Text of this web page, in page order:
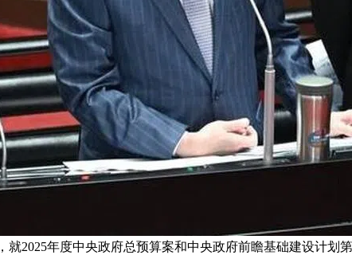
2025年度中央政府总预算案和中央政府前瞻基础建设计